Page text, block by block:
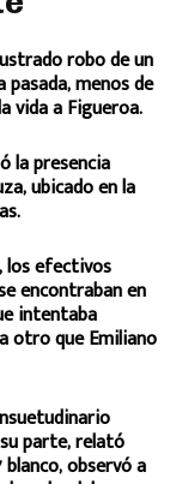
robo de un
menos de
vida a Figueroa.
la presencia
ubicado en la
los efectivos
encontraban en
intentaba
otro que Emiliano
parte, relató
observó a